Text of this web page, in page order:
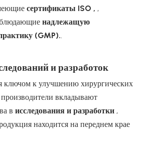
сертификаты ISO , ,
надлежащую
(GMP)..
и разработок
ключом к улучшению хирургических
вкладывают
в исследования и разработки ,
находится на переднем крае